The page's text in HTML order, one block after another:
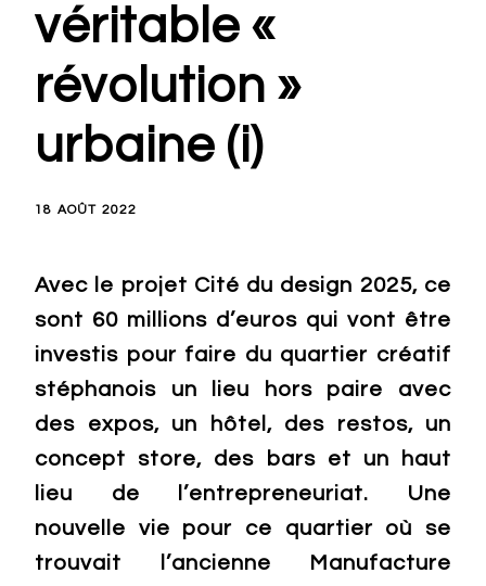
véritable «
révolution »
urbaine (i)
18 AOÛT 2022
Avec le projet Cité du design 2025, ce
sont 60 millions d’euros qui vont être
investis pour faire du quartier créatif
stéphanois un lieu hors paire avec
des expos, un hôtel, des restos, un
concept store, des bars et un haut
lieu de l’entrepreneuriat. Une
nouvelle vie pour ce quartier où se
trouvait l’ancienne Manufacture